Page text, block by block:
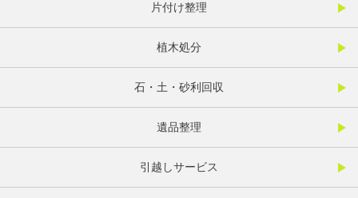
片付け整理
植木処分
石・土・砂利回収
遺品整理
引越しサービス